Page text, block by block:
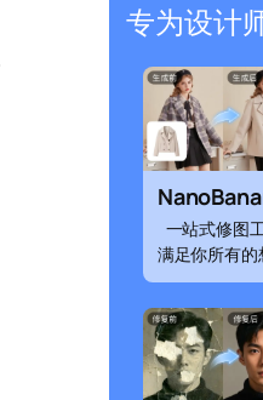
专为设计
一站式修图
满足你所有的